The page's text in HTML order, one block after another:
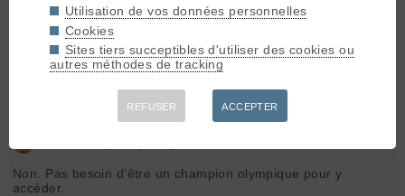
pierrez - Le 03/11/2011 13:24
C'est dans le dévoluy ?
Le chourum olympique ? La Corne ?
Non. Pas besoin d'être un champion olympique pour y
accéder.
Utilisation de vos données personnelles
Cookies
Sites tiers succeptibles d'utiliser des cookies ou
autres méthodes de tracking
REFUSER ACCEPTER